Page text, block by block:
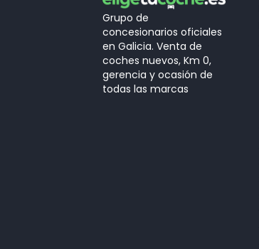
Grupo de
concesionarios oficiales
en Galicia. Venta de
coches nuevos, Km 0,
gerencia y ocasión de
todas las marcas